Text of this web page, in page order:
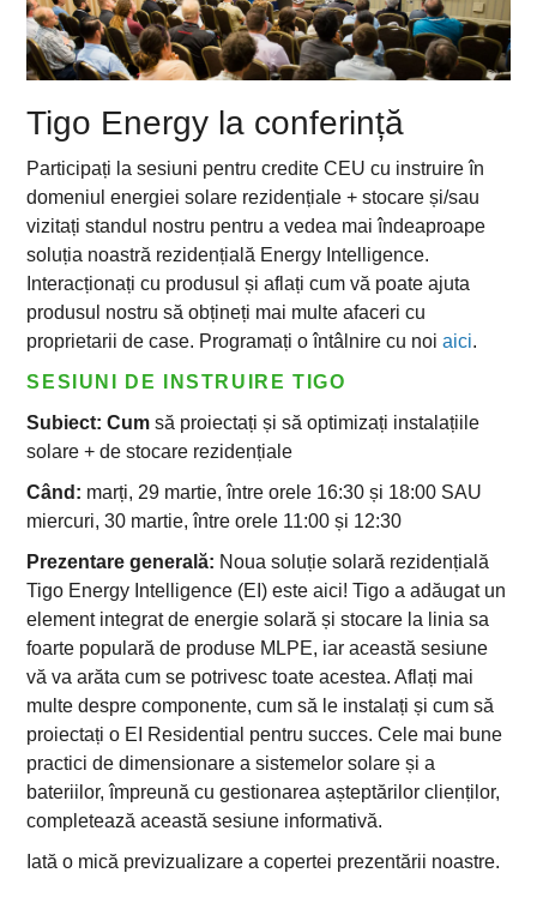
Tigo Energy la conferință
Participați la sesiuni pentru credite CEU cu instruire în
domeniul energiei solare rezidențiale + stocare și/sau
vizitați standul nostru pentru a vedea mai îndeaproape
soluția noastră rezidențială Energy Intelligence.
Interacționați cu produsul și aflați cum vă poate ajuta
produsul nostru să obțineți mai multe afaceri cu
proprietarii de case. Programați o întâlnire cu noiaici.
SESIUNI DE INSTRUIRE TIGO
Subiect: Cumsă proiectați și să optimizați instalațiile
solare + de stocare rezidențiale
Când: marți, 29 martie, între orele 16:30 și 18:00 SAU
miercuri, 30 martie, între orele 11:00 și 12:30
Prezentare generală: Noua soluție solară rezidențială
Tigo Energy Intelligence (EI) este aici! Tigo a adăugat un
element integrat de energie solară și stocare la linia sa
foarte populară de produse MLPE, iar această sesiune
vă va arăta cum se potrivesc toate acestea. Aflați mai
multe despre componente, cum să le instalați și cum să
proiectați o EI Residential pentru succes. Cele mai bune
practici de dimensionare a sistemelor solare și a
bateriilor, împreună cu gestionarea așteptărilor clienților,
completează această sesiune informativă.
Iată o mică previzualizare a copertei prezentării noastre.